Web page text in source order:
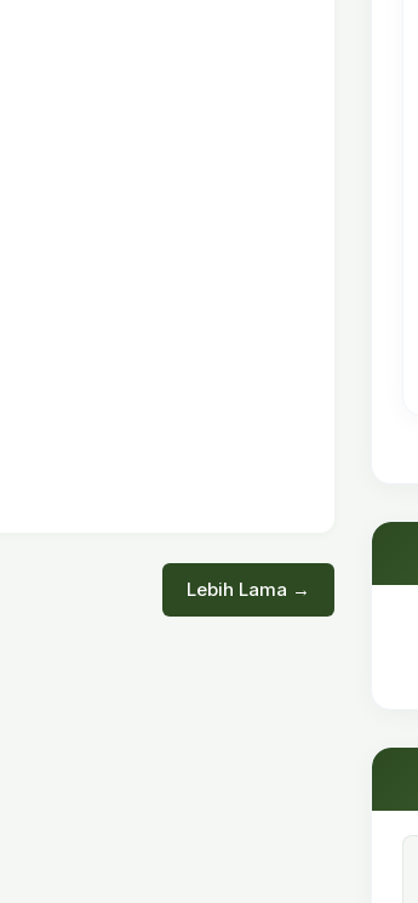
Lebih Lama →